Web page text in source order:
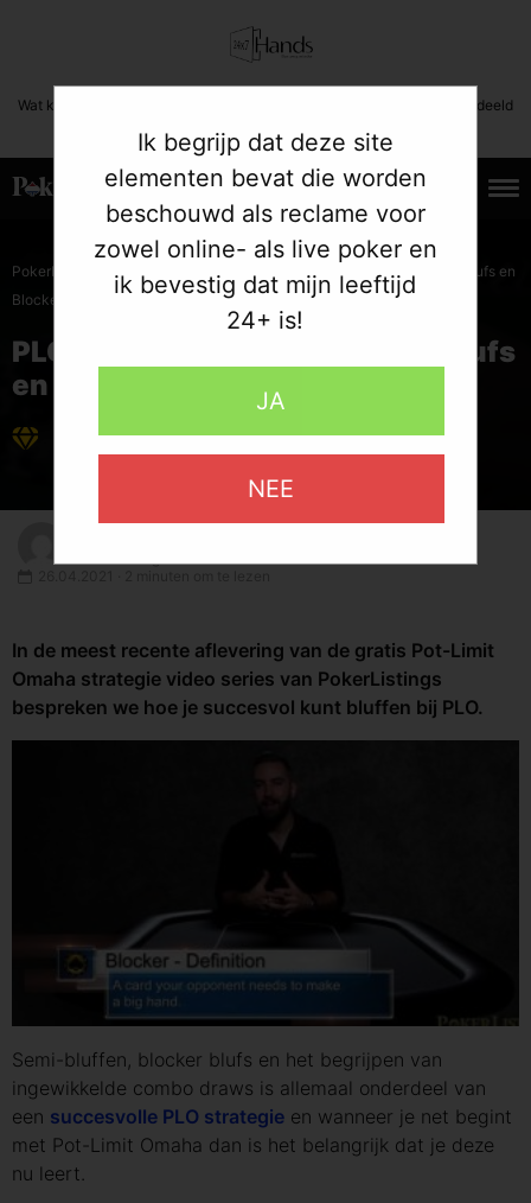
Ik begrijp dat deze site
elementen bevat die worden
beschouwd als reclame voor
zowel online- als live poker en
ik bevestig dat mijn leeftijd
24+ is!
JA
NEE
Wat kost gokken jou? Stop op tijd. 24+ | Deze boodschap mag niet gedeeld
worden met minderjarigen.
PokerListings » Poker Strategie »
PLO Blufcursus: Wraps, Semi-Blufs en
Blocker-Blufs
PLO Blufcursus: Wraps, Semi-Blufs
en Blocker-Blufs
De Beste Online Pokersites
In de meest recente aflevering van de gratis Pot-Limit
Omaha strategie video series van PokerListings
bespreken we hoe je succesvol kunt bluffen bij PLO.
Semi-bluffen, blocker blufs en het begrijpen van
ingewikkelde combo draws is allemaal onderdeel van
een succesvolle PLO strategie en wanneer je net begint
met Pot-Limit Omaha dan is het belangrijk dat je deze
nu leert.